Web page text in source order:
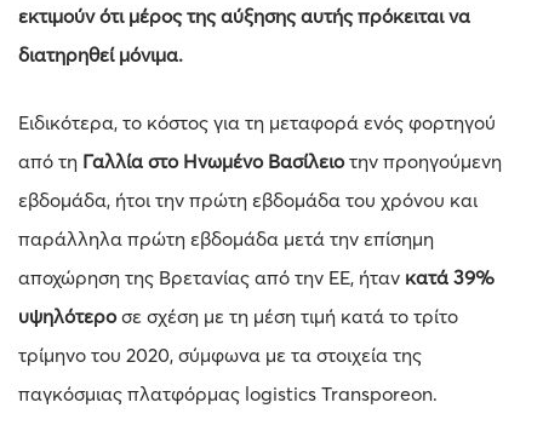
εκτιμούν ότι μέρος της αύξησης αυτής πρόκειται να
διατηρηθεί μόνιμα.
Ειδικότερα, το κόστος για τη μεταφορά ενός φορτηγού
από τη Γαλλία στο Ηνωμένο Βασίλειοτην προηγούμενη
εβδομάδα, ήτοι την πρώτη εβδομάδα του χρόνου και
παράλληλα πρώτη εβδομάδα μετά την επίσημη
αποχώρηση της Βρετανίας από την ΕΕ, ήταν κατά 39%
υψηλότεροσε σχέση με τη μέση τιμή κατά το τρίτο
τρίμηνο του 2020, σύμφωνα με τα στοιχεία της
παγκόσμιας πλατφόρμας logistics Transporeon.